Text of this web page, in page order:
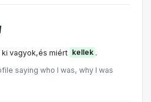
vagyok,és miért kellek .
saying who I was, why I was